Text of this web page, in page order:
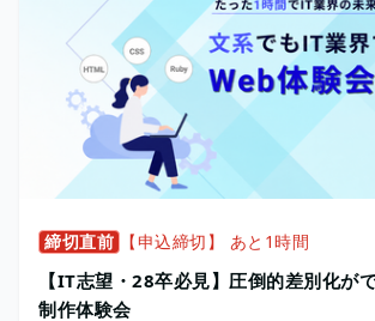
締切直前 【申込締切】 あと1時間
【IT志望・28卒必見】圧倒的差別化が
制作体験会